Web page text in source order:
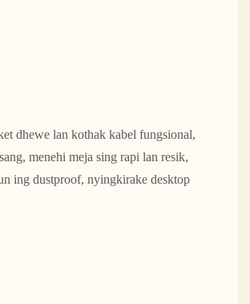
dhewe lan kothak kabel fungsional,
menehi meja sing rapi lan resik,
ing dustproof, nyingkirake desktop